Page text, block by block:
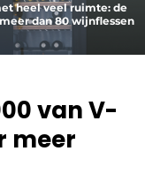
heel veel ruimte: de
dan 80 wijnflessen
van V-
meer